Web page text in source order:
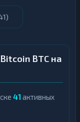
)
BTC на
41 активных